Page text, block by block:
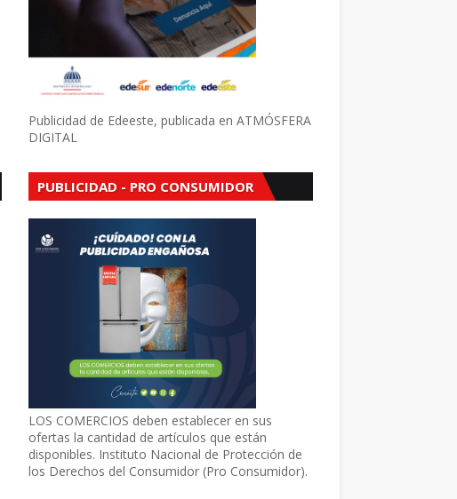
Publicidad de Edeeste, publicada en ATMÓSFERA
DIGITAL
PUBLICIDAD - PRO CONSUMIDOR
LOS COMERCIOS deben establecer en sus
ofertas la cantidad de artículos que están
disponibles. Instituto Nacional de Protección de
los Derechos del Consumidor (Pro Consumidor).